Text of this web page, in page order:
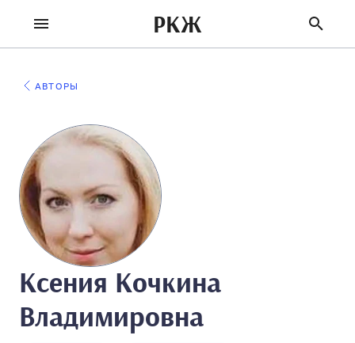
РКЖ
АВТОРЫ
Ксения Кочкина
Владимировна